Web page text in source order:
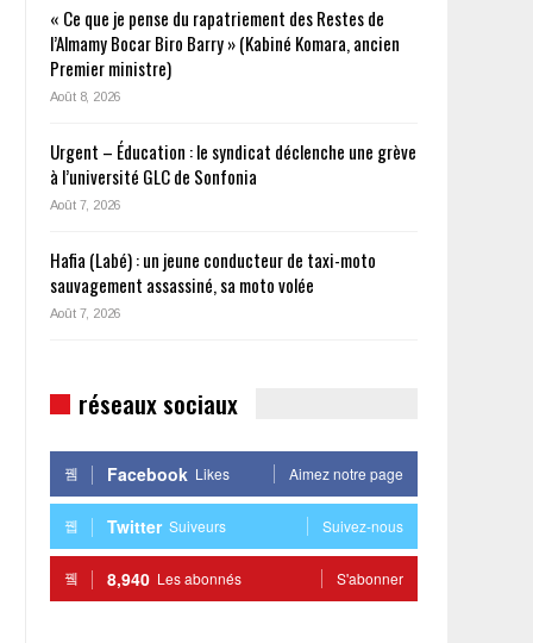
« Ce que je pense du rapatriement des Restes de
l’Almamy Bocar Biro Barry » (Kabiné Komara, ancien
Premier ministre)
Août 8, 2026
Urgent – Éducation : le syndicat déclenche une grève
à l’université GLC de Sonfonia
Août 7, 2026
Hafia (Labé) : un jeune conducteur de taxi-moto
sauvagement assassiné, sa moto volée
Août 7, 2026
réseaux sociaux
Facebook Likes Aimez notre page
Twitter Suiveurs Suivez-nous
8,940 Les abonnés S'abonner